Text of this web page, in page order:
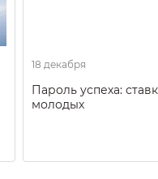
18 декабря
Пароль успеха:
молодых